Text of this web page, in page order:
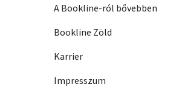
A Bookline-ról bővebben
Bookline Zöld
Karrier
Impresszum